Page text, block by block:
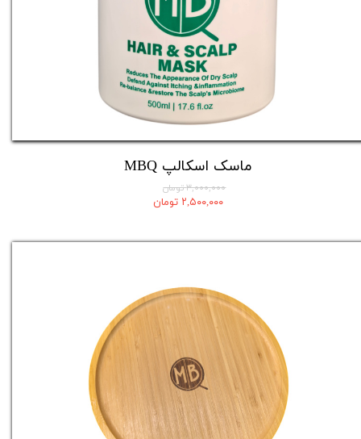
ماسک اسکالپ MBQ
۳,۰۰۰,۰۰۰ تومان
۲,۵۰۰,۰۰۰ تومان